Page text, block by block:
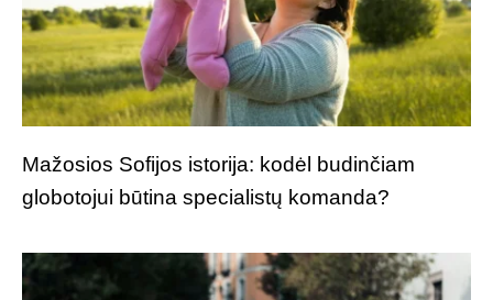
Mažosios Sofijos istorija: kodėl budinčiam
globotojui būtina specialistų komanda?